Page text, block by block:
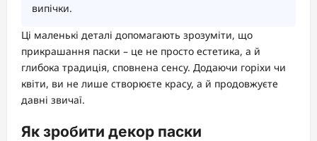
випічки.
Ці маленькі деталі допомагають зрозуміти, що
прикрашання паски – це не просто естетика, а й
глибока традиція, сповнена сенсу. Додаючи горіхи чи
квіти, ви не лише створюєте красу, а й продовжуєте
давні звичаї.
Як зробити декор паски